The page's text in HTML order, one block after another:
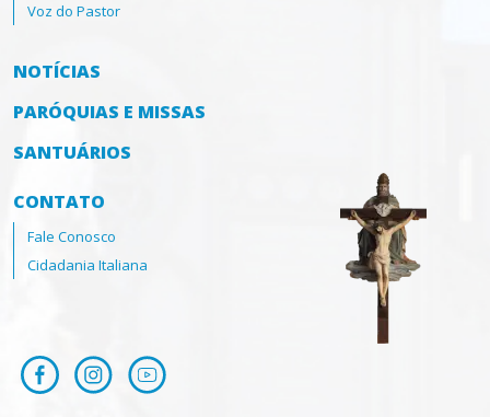
Voz do Pastor
NOTÍCIAS
PARÓQUIAS E MISSAS
SANTUÁRIOS
CONTATO
Fale Conosco
Cidadania Italiana